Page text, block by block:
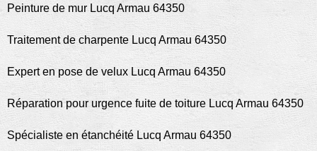
Peinture de mur Lucq Armau 64350
Traitement de charpente Lucq Armau 64350
Expert en pose de velux Lucq Armau 64350
Réparation pour urgence fuite de toiture Lucq Armau 64350
Spécialiste en étanchéité Lucq Armau 64350